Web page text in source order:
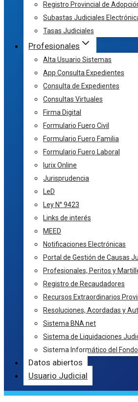
Registro Provincial de
Subastas Judiciales
Tasas Judiciales
Profesionales
Alta Usuario Sistemas
App Consulta Expedientes
Consulta de Expedientes
Consultas Virtuales
Firma Digital
Formulario Fuero Civil
Formulario Fuero Familia
Formulario Fuero Laboral
Iurix Online
Jurisprudencia
LeD
Ley N° 9423
Links de interés
MEED
Notificaciones Electrónicas
Portal de Gestión de Causas
Profesionales, Peritos y
Registro de Recaudadores
Recursos Extraordinarios
Resoluciones, Acordadas y
Sistema BNA net
Sistema de Liquidaciones
Sistema Informático del
Datos abiertos
Usuario Judicial